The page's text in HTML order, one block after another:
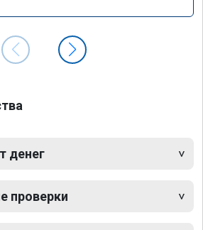
денег
проверки